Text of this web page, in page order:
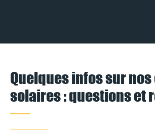
Quelques infos sur
solaires : questions et